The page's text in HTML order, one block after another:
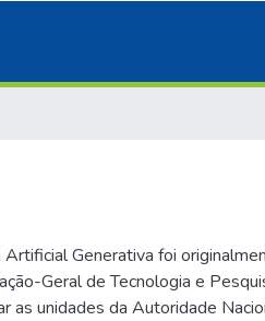
Generativa foi
Geral de Tecnologia e
as unidades da Autoridade